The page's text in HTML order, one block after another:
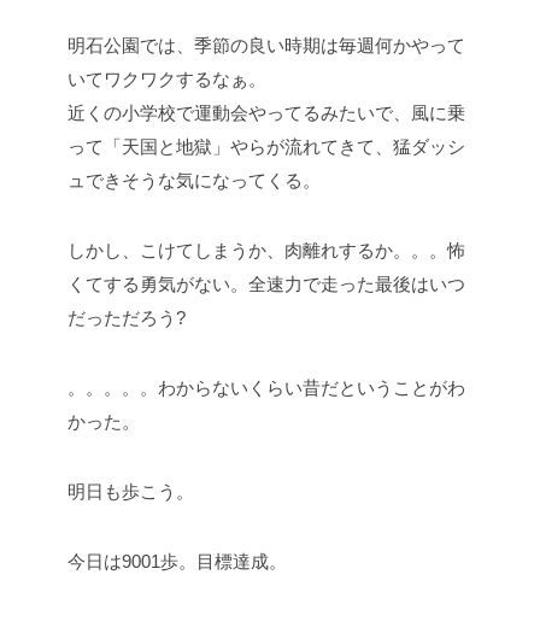
明石公園では、季節の良い時期は毎週何かやって
いてワクワクするなぁ。
近くの小学校で運動会やってるみたいで、風に乗
って「天国と地獄」やらが流れてきて、猛ダッシ
ュできそうな気になってくる。
しかし、こけてしまうか、肉離れするか。。。怖
くてする勇気がない。全速力で走った最後はいつ
だっただろう?
。。。。。わからないくらい昔だということがわ
かった。
明日も歩こう。
今日は9001歩。目標達成。